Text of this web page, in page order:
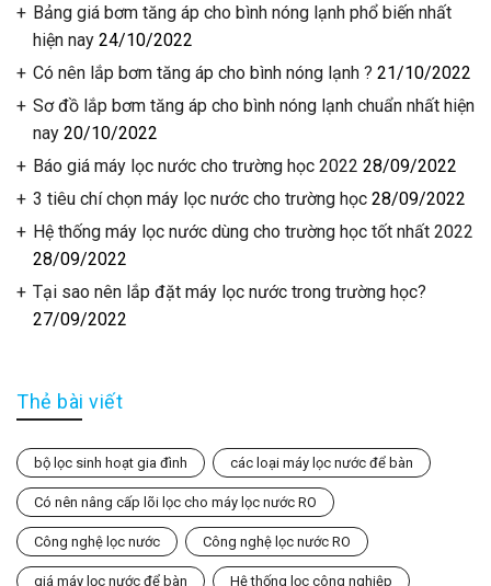
Bảng giá bơm tăng áp cho bình nóng lạnh phổ biến nhất
hiện nay 24/10/2022
Có nên lắp bơm tăng áp cho bình nóng lạnh ? 21/10/2022
Sơ đồ lắp bơm tăng áp cho bình nóng lạnh chuẩn nhất hiện
nay 20/10/2022
Báo giá máy lọc nước cho trường học 2022 28/09/2022
3 tiêu chí chọn máy lọc nước cho trường học 28/09/2022
Hệ thống máy lọc nước dùng cho trường học tốt nhất 2022
28/09/2022
Tại sao nên lắp đặt máy lọc nước trong trường học?
27/09/2022
Thẻ bài viết
bộ lọc sinh hoạt gia đình các loại máy lọc nước để bàn
Có nên nâng cấp lõi lọc cho máy lọc nước RO
Công nghệ lọc nước Công nghệ lọc nước RO
giá máy lọc nước để bàn Hệ thống lọc công nghiệp